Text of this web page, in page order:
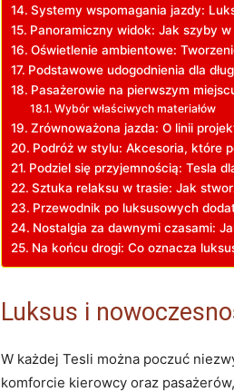
Systemy wspomagania ⁣jazdy:⁤
Panoramiczny widok: Jak szyby w
Oświetlenie​ ambientowe:
Podstawowe ⁢udogodnienia dla
Pasażerowie na pierwszym‌
Wybór właściwych materiałów
Zrównoważona‌ jazda: ​O linii
Podróż ‍w stylu: ⁢Akcesoria, które
Podziel się przyjemnością: Tesla
Sztuka relaksu w trasie:‍ Jak
Przewodnik po luksusowych
Nostalgia za dawnymi czasami:
Na końcu drogi:​ Co oznacza
Luksus i
W ‌każdej Tesli można poczuć
komforcie ‌kierowcy oraz‍